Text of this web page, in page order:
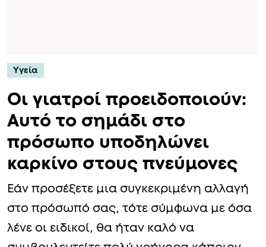
Υγεία
Οι γιατροί προειδοποιούν:
Αυτό το σημάδι στο
πρόσωπο υποδηλώνει
καρκίνο στους πνεύμονες
Εάν προσέξετε μια συγκεκριμένη αλλαγή
στο πρόσωπό σας, τότε σύμφωνα με όσα
λένε οι ειδικοί, θα ήταν καλό να